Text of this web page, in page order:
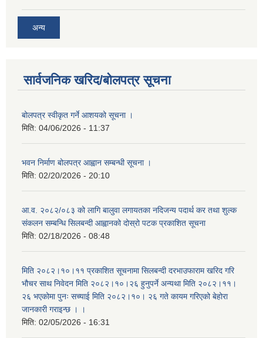
अन्य
सार्वजनिक खरिद/बोलपत्र सूचना
बोलपत्र स्वीकृत गर्ने आशयको सूचना ।
मिति: 04/06/2026 - 11:37
भवन निर्माण बोलपत्र आह्वान सम्बन्धी सूचना ।
मिति: 02/20/2026 - 20:10
आ.व. २०८२/०८३ को लागि बालुवा लगायतका नदिजन्य पदार्थ कर तथा शुल्क
संकलन सम्बन्धि सिलबन्दी आह्वानको दोस्रो पटक प्रकाशित सूचना
मिति: 02/18/2026 - 08:48
मिति २०८२।१०।११ प्रकाशित सूचनामा सिलबन्दी दरभाउफाराम खरिद गरि
भौचर साथ निवेदन मिति २०८२।१०।२६ हुनुपर्ने अन्यथा मिति २०८२।११।
२६ भएकोमा पुनः सच्याई मिति २०८२।१०। २६ गते कायम गरिएको बेहोरा
जानकारी गराइन्छ । ।
मिति: 02/05/2026 - 16:31